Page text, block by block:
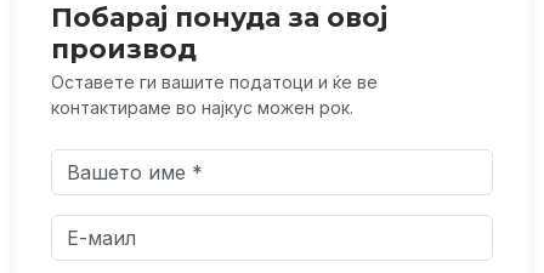
Побарај понуда за овој
производ
Оставете ги вашите податоци и ќе ве
контактираме во најкус можен рок.